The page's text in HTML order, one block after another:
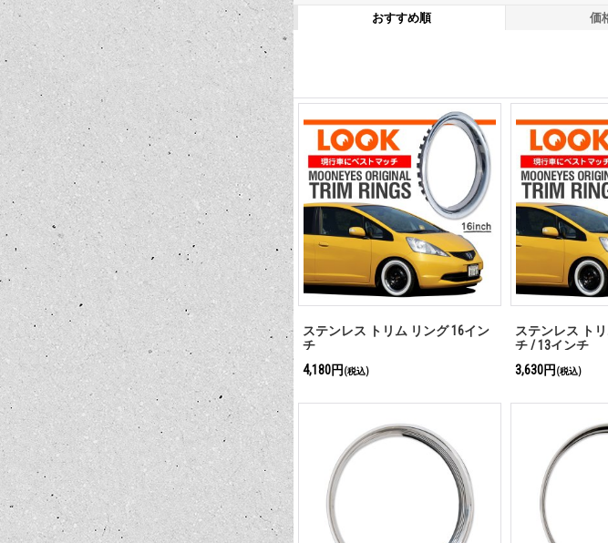
おすすめ順 価
ステンレス トリム リング 16イン
チ
4,180円 (税込)
ステンレス ト
チ / 13インチ
3,630円 (税込)